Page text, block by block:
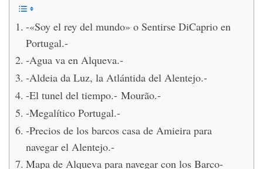
-«Soy el rey del mundo» o Sentirse DiCaprio en
Portugal.-
-Agua va en Alqueva.-
-Aldeia da Luz, la Atlántida del Alentejo.-
-El tunel del tiempo.- Mourão.-
-Megalítico Portugal.-
-Precios de los barcos casa de Amieira para
navegar el Alentejo.-
Mapa de Alqueva para navegar con los Barco-